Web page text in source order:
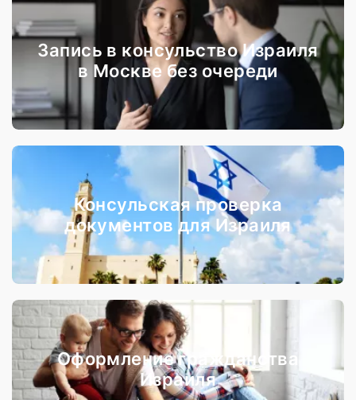
Запись в консульство Израиля
в Москве без очереди
Консульская проверка
документов для Израиля
Оформление гражданства
Израиля